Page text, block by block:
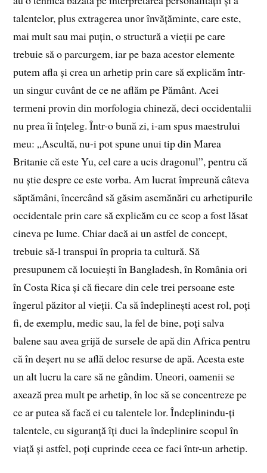
talentelor, plus extragerea unor învățăminte, care este,
mai mult sau mai puțin, o structură a vieții pe care
trebuie să o parcurgem, iar pe baza acestor elemente
putem afla și crea un arhetip prin care să explicăm într-
un singur cuvânt de ce ne aflăm pe Pământ. Acei
termeni provin din morfologia chineză, deci occidentalii
nu prea îi înțeleg. Într-o bună zi, i-am spus maestrului
meu: „Ascultă, nu-i pot spune unui tip din Marea
Britanie că este Yu, cel care a ucis dragonul”, pentru că
nu știe despre ce este vorba. Am lucrat împreună câteva
săptămâni, încercând să găsim asemănări cu arhetipurile
occidentale prin care să explicăm cu ce scop a fost lăsat
cineva pe lume. Chiar dacă ai un astfel de concept,
trebuie să-l transpui în propria ta cultură. Să
presupunem că locuiești în Bangladesh, în România ori
în Costa Rica și că fiecare din cele trei persoane este
îngerul păzitor al vieții. Ca să îndeplinești acest rol, poți
fi, de exemplu, medic sau, la fel de bine, poți salva
balene sau avea grijă de sursele de apă din Africa pentru
că în deșert nu se află deloc resurse de apă. Acesta este
un alt lucru la care să ne gândim. Uneori, oamenii se
axează prea mult pe arhetip, în loc să se concentreze pe
ce ar putea să facă ei cu talentele lor. Îndeplinindu-ți
talentele, cu siguranță îți duci la îndeplinire scopul în
viață și astfel, poți cuprinde ceea ce faci într-un arhetip.